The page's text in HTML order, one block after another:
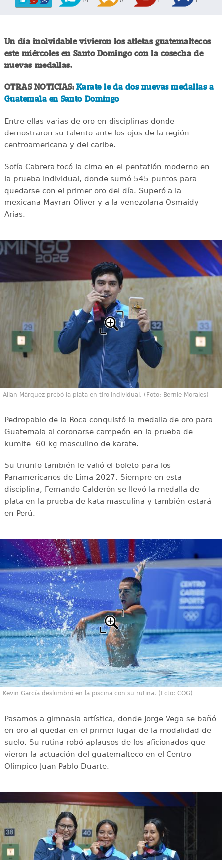
Un día inolvidable vivieron los atletas guatemaltecos
este miércoles en Santo Domingo con la cosecha de
nuevas medallas.
OTRAS NOTICIAS: Karate le da dos nuevas medallas a
Guatemala en Santo Domingo
Entre ellas varias de oro en disciplinas donde
demostraron su talento ante los ojos de la región
centroamericana y del caribe.
Sofía Cabrera tocó la cima en el pentatlón moderno en
la prueba individual, donde sumó 545 puntos para
quedarse con el primer oro del día. Superó a la
mexicana Mayran Oliver y a la venezolana Osmaidy
Arias.
Allan Márquez probó la plata en tiro individual. (Foto: Bernie Morales)
Pedropablo de la Roca conquistó la medalla de oro para
Guatemala al coronarse campeón en la prueba de
kumite -60 kg masculino de karate.
Su triunfo también le valió el boleto para los
Panamericanos de Lima 2027. Siempre en esta
disciplina, Fernando Calderón se llevó la medalla de
plata en la prueba de kata masculina y también estará
en Perú.
Kevin García deslumbró en la piscina con su rutina. (Foto: COG)
Pasamos a gimnasia artística, donde Jorge Vega se bañó
en oro al quedar en el primer lugar de la modalidad de
suelo. Su rutina robó aplausos de los aficionados que
vieron la actuación del guatemalteco en el Centro
Olímpico Juan Pablo Duarte.